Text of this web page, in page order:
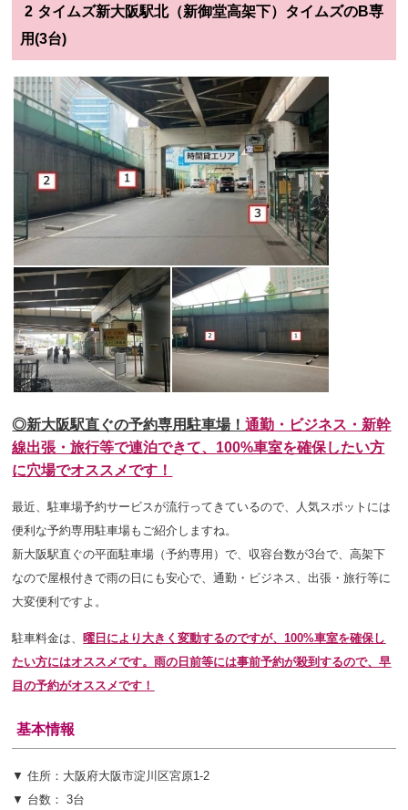
2 タイムズ新大阪駅北（新御堂高架下）タイムズのB専
用(3台)
◎新大阪駅直ぐの予約専用駐車場！通勤・ビジネス・新幹
線出張・旅行等で連泊できて、 100%車室を確保したい方
に穴場でオススメです！
最近、駐車場予約サービスが流行ってきているので、人気スポットには
便利な予約専用駐車場もご紹介しますね。
新大阪駅直ぐの平面駐車場（予約専用）で、収容台数が3台で、高架下
なので屋根付きで雨の日にも安心で、通勤・ビジネス、出張・旅行等に
大変便利ですよ。
駐車料金は、曜日により大きく変動するのですが、100%車室を確保し
たい方にはオススメです。雨の日前等には事前予約が殺到するので、早
目の予約がオススメです！
基本情報
▼ 住所： 大阪府大阪市淀川区宮原1-2
▼ 台数： 3台